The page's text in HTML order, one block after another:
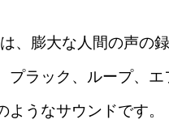
膨大な人間の声の
プラック、ループ、
うなサウンドです。